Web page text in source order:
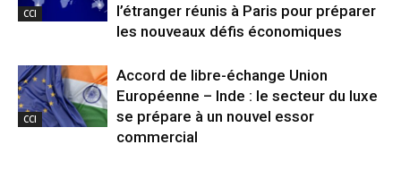
CCI
l’étranger réunis à Paris pour préparer
les nouveaux défis économiques
CCI
Accord de libre-échange Union
Européenne – Inde : le secteur du luxe
se prépare à un nouvel essor
commercial